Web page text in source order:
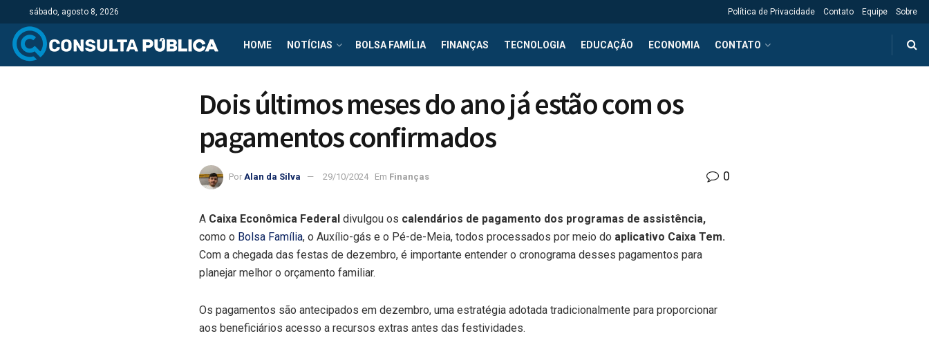
sábado, agosto 8, 2026 Política de Privacidade Contato Equipe Sobre
HOME NOTÍCIAS BOLSA FAMÍLIA FINANÇAS TECNOLOGIA EDUCAÇÃO ECONOMIA CONTATO
Dois últimos meses do ano já estão com os
pagamentos confirmados
Por Alan da Silva 29/10/2024 Em Finanças 0
A Caixa Econômica Federal divulgou os calendários de pagamento dos programas de assistência,
como o Bolsa Família, o Auxílio-gás e o Pé-de-Meia, todos processados por meio do aplicativo Caixa Tem.
Com a chegada das festas de dezembro, é importante entender o cronograma desses pagamentos para
planejar melhor o orçamento familiar.
Os pagamentos são antecipados em dezembro, uma estratégia adotada tradicionalmente para proporcionar
aos beneficiários acesso a recursos extras antes das festividades.